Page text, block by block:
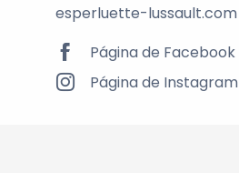
esperluette-lussault.com
Página de Facebook
Página de Instagram